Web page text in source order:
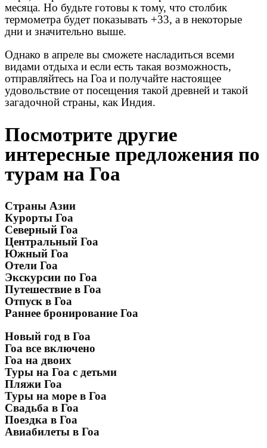
месяца. Но будьте готовы к тому, что столбик
термометра будет показывать +33, а в некоторые
дни и значительно выше.
Однако в апреле вы сможете насладиться всеми
видами отдыха и если есть такая возможность,
отправляйтесь на Гоа и получайте настоящее
удовольствие от посещения такой древней и такой
загадочной страны, как Индия.
Посмотрите другие
интересные предложения по
турам на Гоа
Страны Азии
Курорты Гоа
Северный Гоа
Центральный Гоа
Южный Гоа
Отели Гоа
Экскурсии по Гоа
Путешествие в Гоа
Отпуск в Гоа
Раннее бронирование Гоа
Новый год в Гоа
Гоа все включено
Гоа на двоих
Туры на Гоа с детьми
Пляжи Гоа
Туры на море в Гоа
Свадьба в Гоа
Поездка в Гоа
Авиабилеты в Гоа